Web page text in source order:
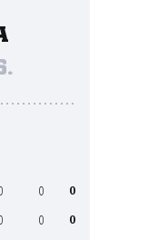
0 0
0 0